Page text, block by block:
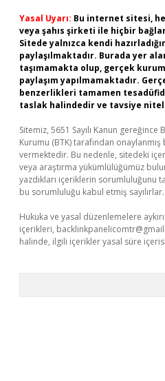
Yasal Uyarı: Bu internet sitesi,
veya şahıs şirketi ile hiçbir
Sitede yalnızca kendi
paylaşılmaktadır. Burada yer
taşımamakta olup, gerçek
paylaşım yapılmamaktadır.
benzerlikleri tamamen
taslak halindedir ve tavsiye
Sitemiz, 5651 Sayılı Kanun
Kurumu (BTK) tarafından
vermektedir. Bu nedenle, sitedeki
veya araştırma yükümlülüğümüz
yazdıkları içeriklerin sorumluluğunu
bu sorumluluğu kabul etmiş sayılırlar.
Hukuka ve yasal düzenlemelere
içerikleri,
halinde, ilgili içerikler yasal süre